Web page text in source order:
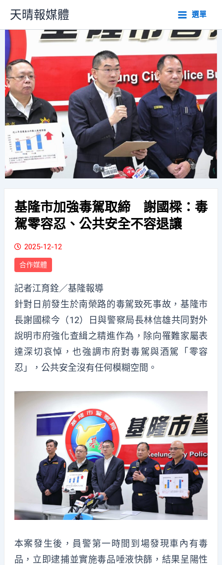
主
容
天晴報媒體 選單
基隆市加強毒駕取締 謝國樑：毒
駕零容忍、公共安全不容退讓
2025-12-12
合作媒體
記者江育銓／基隆報導
針對日前發生於南榮路的毒駕致死事故，基隆市
長謝國樑今（12）日與警察局長林信雄共同對外
說明市府強化查緝之精進作為，除向罹難家屬表
達深切哀悼，也強調市府對毒駕與酒駕「零容
忍」，公共安全沒有任何模糊空間。
本案發生後，員警第一時間到場發現車內有毒
品，立即逮捕並實施毒品唾液快篩，結果呈陽性